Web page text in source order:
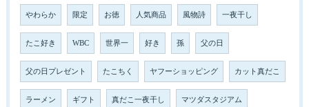
やわらか 限定 お徳 人気商品 風物詩 一夜干し
たこ好き WBC 世界一 好き 孫 父の日
父の日プレゼント たこちく ヤフーショッピング カット真だこ
ラーメン ギフト 真だこ一夜干し マツダスタジアム